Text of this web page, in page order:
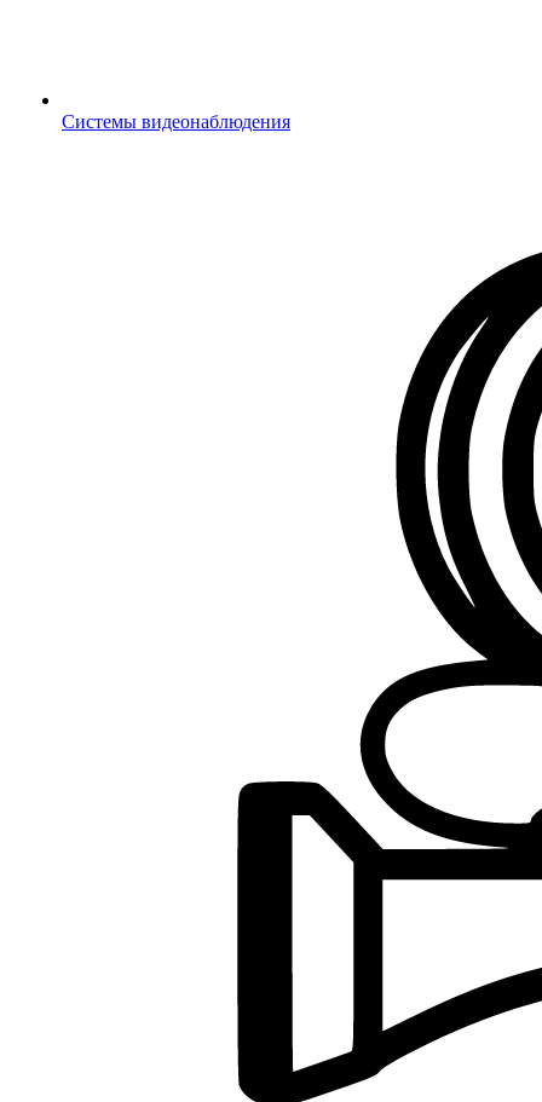
Системы видеонаблюдения